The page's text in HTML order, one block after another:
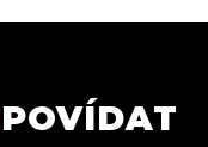
POVÍDAT